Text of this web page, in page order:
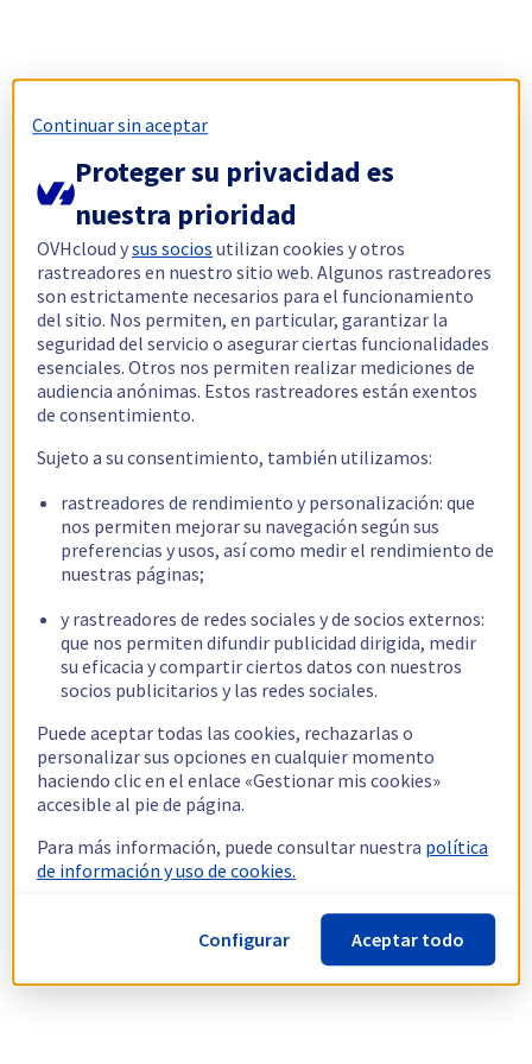
Continuar sin aceptar
Proteger su privacidad es
nuestra prioridad
OVHcloud ysus socios utilizan cookies y otros
rastreadores en nuestro sitio web. Algunos rastreadores
son estrictamente necesarios para el funcionamiento
del sitio. Nos permiten, en particular, garantizar la
seguridad del servicio o asegurar ciertas funcionalidades
esenciales. Otros nos permiten realizar mediciones de
audiencia anónimas. Estos rastreadores están exentos
de consentimiento.
Sujeto a su consentimiento, también utilizamos:
rastreadores de rendimiento y personalización: que
nos permiten mejorar su navegación según sus
preferencias y usos, así como medir el rendimiento de
nuestras páginas;
y rastreadores de redes sociales y de socios externos:
que nos permiten difundir publicidad dirigida, medir
su eficacia y compartir ciertos datos con nuestros
socios publicitarios y las redes sociales.
Puede aceptar todas las cookies, rechazarlas o
personalizar sus opciones en cualquier momento
haciendo clic en el enlace «Gestionar mis cookies»
accesible al pie de página.
Para más información, puede consultar nuestra política
de información y uso de cookies.
Configurar Aceptar todo